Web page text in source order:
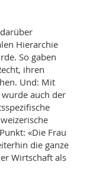
Hierarchie
So gaben
ihren
Und: Mit
auch der
«Die Frau
die ganze
Wirtschaft als